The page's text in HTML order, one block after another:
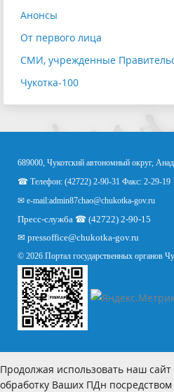
Анонсы
От первого лица
СМИ, учрежденные
Чукотка-100
689000, Чукотский автономный округ,
☎ Телефон: (42722) 2-90-31 Факс: 2-29-19
✉ e-mail:admin87chao@chukotka-gov.ru
Пресс-служба ☎ (42722) 2-90-15
✉ pressoffice@chukotka-gov.ru
© 2026 Портал государственных органов
Продолжая использовать наш сайт
обработку Ваших ПДн